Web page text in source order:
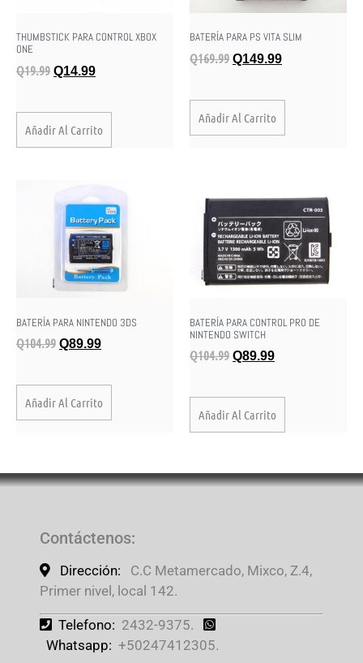
THUMBSTICK PARA CONTROL XBOX
ONE
Q19.99 Q14.99
Añadir Al Carrito
BATERÍA PARA PS VITA SLIM
Q169.99 Q149.99
Añadir Al Carrito
BATERÍA PARA NINTENDO 3DS
Q104.99 Q89.99
Añadir Al Carrito
BATERÍA PARA CONTROL PRO DE
NINTENDO SWITCH
Q104.99 Q89.99
Añadir Al Carrito
Contáctenos:
Dirección:
C.C Metamercado, Mixco, Z.4,
Primer nivel, local 142.
Telefono: 2432-9375.
Whatsapp: +50247412305.